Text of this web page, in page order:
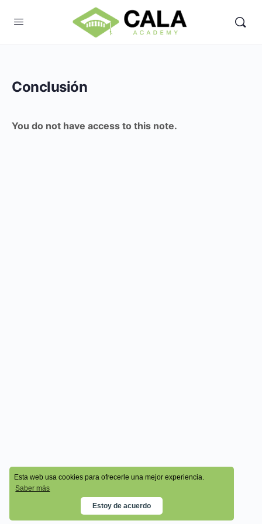
Esta web usa cookies para ofrecerle una mejor experiencia.
Saber más
Estoy de acuerdo
Conclusión
You do not have access to this note.
© 2026 - Cala Academy